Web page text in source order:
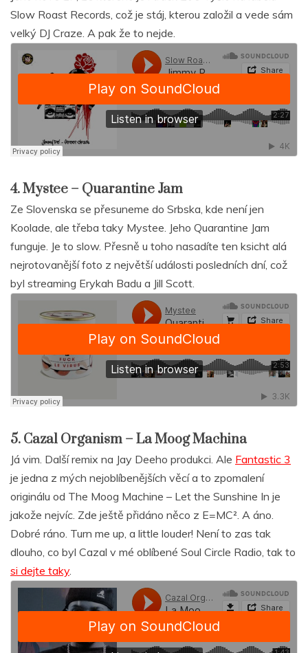
Slow Roast Records, což je stáj, kterou založil a vede sám
velký DJ Craze. A pak že to nejde.
4. Mystee – Quarantine Jam
Ze Slovenska se přesuneme do Srbska, kde není jen
Koolade, ale třeba taky Mystee. Jeho Quarantine Jam
funguje. Je to slow. Přesně u toho nasadíte ten ksicht alá
nejrotovanější foto z největší události posledních dní, což
byl streaming Erykah Badu a Jill Scott.
5. Cazal Organism – La Moog Machina
Já vim. Další remix na Jay Deeho produkci. Ale Fantastic 3
je jedna z mých nejoblíbenějších věcí a to zpomalení
originálu od The Moog Machine – Let the Sunshine In je
jakože nejvíc. Zde ještě přidáno něco z E=MC². A áno.
Dobré ráno. Turn me up, a little louder! Není to zas tak
dlouho, co byl Cazal v mé oblíbené Soul Circle Radio, tak to
si dejte taky.